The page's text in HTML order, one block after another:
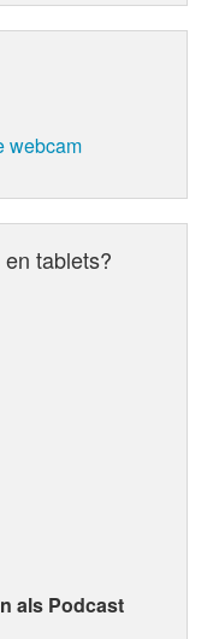
webcam
tablets?
als Podcast